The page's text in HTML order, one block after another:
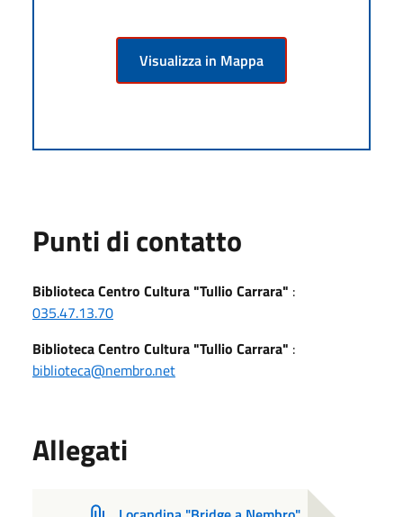
Visualizza in Mappa
Punti di contatto
Biblioteca Centro Cultura "Tullio Carrara" :
035.47.13.70
Biblioteca Centro Cultura "Tullio Carrara" :
biblioteca@nembro.net
Allegati